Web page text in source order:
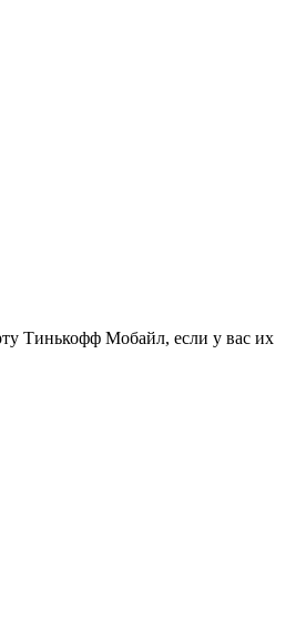
Тинькофф Мобайл, если у вас их